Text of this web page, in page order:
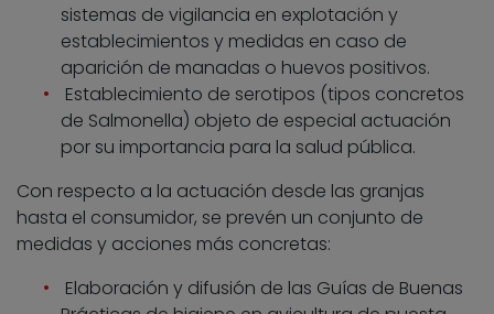
sistemas de vigilancia en explotación y
establecimientos y medidas en caso de
aparición de manadas o huevos positivos.
Establecimiento de serotipos (tipos concretos
de Salmonella) objeto de especial actuación
por su importancia para la salud pública.
Con respecto a la actuación desde las granjas
hasta el consumidor, se prevén un conjunto de
medidas y acciones más concretas:
Elaboración y difusión de las Guías de Buenas